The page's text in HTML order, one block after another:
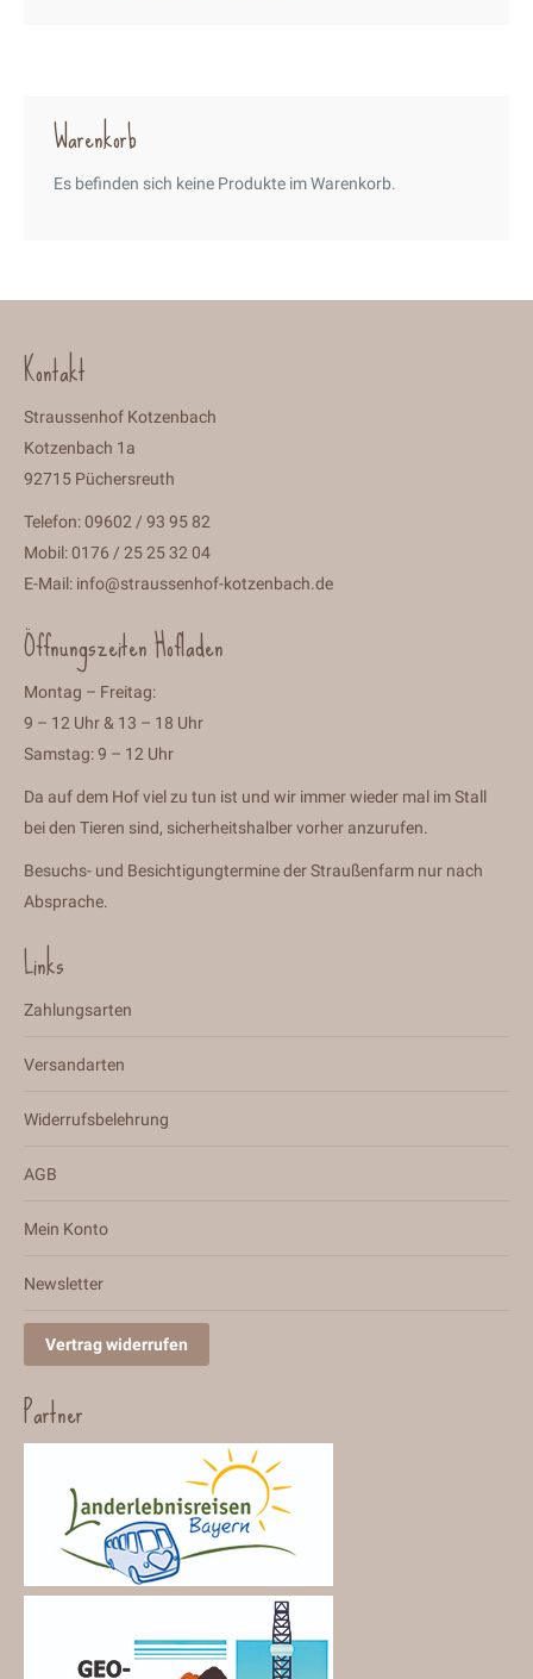
Warenkorb
Es befinden sich keine Produkte im Warenkorb.
Kontakt
Straussenhof Kotzenbach
Kotzenbach 1a
92715 Püchersreuth
Telefon: 09602 / 93 95 82
Mobil: 0176 / 25 25 32 04
E-Mail: info@straussenhof-kotzenbach.de
Öffnungszeiten Hofladen
Montag – Freitag:
9 – 12 Uhr & 13 – 18 Uhr
Samstag: 9 – 12 Uhr
Da auf dem Hof viel zu tun ist und wir immer wieder mal im Stall
bei den Tieren sind, sicherheitshalber vorher anzurufen.
Besuchs- und Besichtigungtermine der Straußenfarm nur nach
Absprache.
Links
Zahlungsarten
Versandarten
Widerrufsbelehrung
AGB
Mein Konto
Newsletter
Vertrag widerrufen
Partner